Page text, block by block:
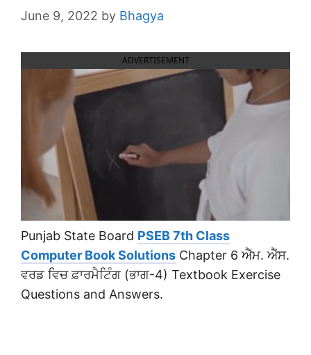
June 9, 2022 by Bhagya
ADVERTISEMENT
Punjab State Board PSEB 7th Class
Computer Book Solutions Chapter 6 ਐੱਮ. ਐੱਸ.
ਵਰਡ ਵਿਚ ਫ਼ਾਰਮੈਟਿੰਗ (ਭਾਗ-4) Textbook Exercise
Questions and Answers.